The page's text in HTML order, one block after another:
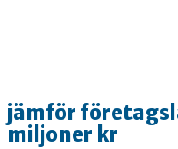
jämför
miljoner kr